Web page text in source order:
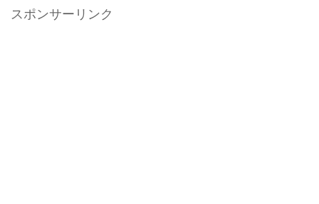
スポンサーリンク